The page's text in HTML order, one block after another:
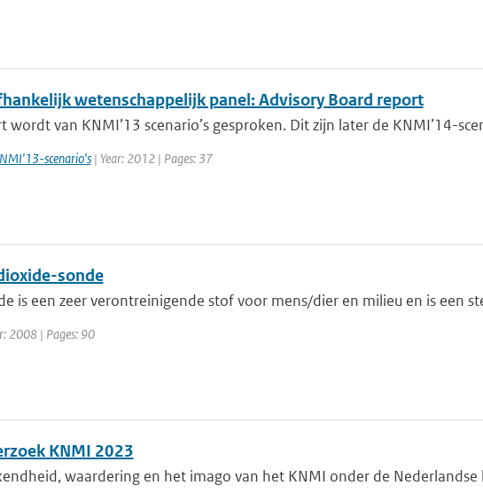
wetenschappelijk panel: Advisory Board report
van KNMI’13 scenario’s gesproken. Dit zijn later de KNMI’14-
scenario's| Year: 2012 | Pages: 37
sonde
is een zeer verontreinigende stof voor mens/dier en milieu en is een
2008 | Pages: 90
KNMI 2023
waardering en het imago van het KNMI onder de Nederlandse